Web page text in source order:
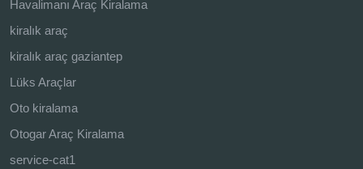
Havalimanı Araç Kiralama
kiralık araç
kiralık araç gaziantep
Lüks Araçlar
Oto kiralama
Otogar Araç Kiralama
service-cat1